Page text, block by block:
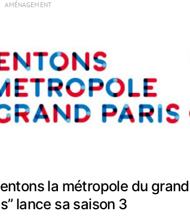
AMÉNAGEMENT
la métropole du grand
lance sa saison 3